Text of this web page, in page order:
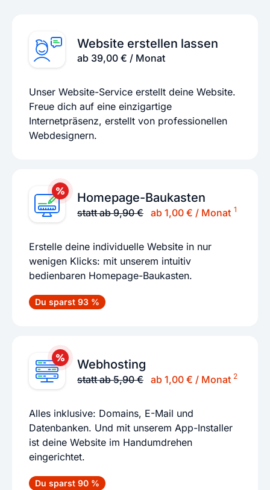
Website erstellen lassen
ab 39,00 € / Monat
Unser Website-Service erstellt deine Website.
Freue dich auf eine einzigartige
Internetpräsenz, erstellt von professionellen
Webdesignern.
Homepage-Baukasten
statt ab 9,90 € ab 1,00 € / Monat 1
Erstelle deine individuelle Website in nur
wenigen Klicks: mit unserem intuitiv
bedienbaren Homepage-Baukasten.
Du sparst 93 %
Webhosting
statt ab 5,90 € ab 1,00 € / Monat 2
Alles inklusive: Domains, E-Mail und
Datenbanken. Und mit unserem App-Installer
ist deine Website im Handumdrehen
eingerichtet.
Du sparst 90 %